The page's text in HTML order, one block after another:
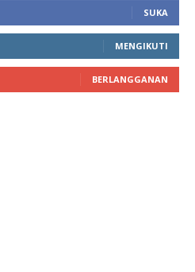
SUKA
MENGIKUTI
BERLANGGANAN